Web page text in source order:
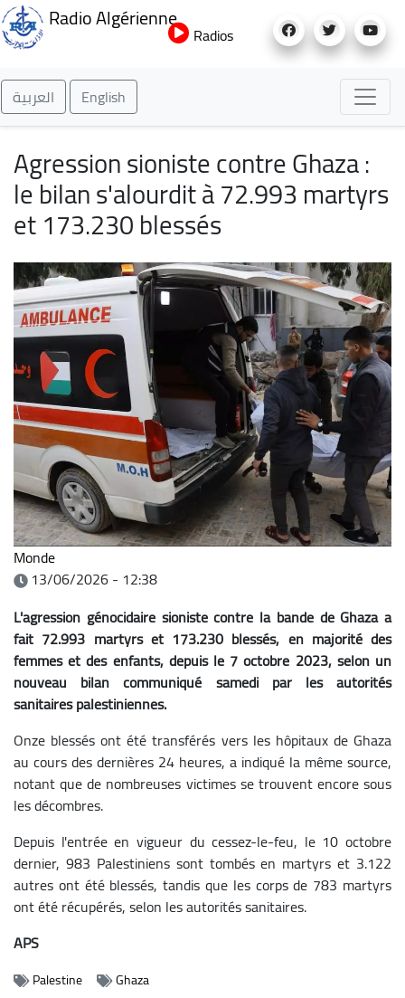
au
Radio Algérienne
Radios
العربية English
Agression sioniste contre Ghaza :
le bilan s'alourdit à 72.993 martyrs
et 173.230 blessés
Monde
13/06/2026 - 12:38
L'agression génocidaire sioniste contre la bande de Ghaza a
fait 72.993 martyrs et 173.230 blessés, en majorité des
femmes et des enfants, depuis le 7 octobre 2023, selon un
nouveau bilan communiqué samedi par les autorités
sanitaires palestiniennes.
Onze blessés ont été transférés vers les hôpitaux de Ghaza
au cours des dernières 24 heures, a indiqué la même source,
notant que de nombreuses victimes se trouvent encore sous
les décombres.
Depuis l'entrée en vigueur du cessez-le-feu, le 10 octobre
dernier, 983 Palestiniens sont tombés en martyrs et 3.122
autres ont été blessés, tandis que les corps de 783 martyrs
ont été récupérés, selon les autorités sanitaires.
APS
Palestine Ghaza